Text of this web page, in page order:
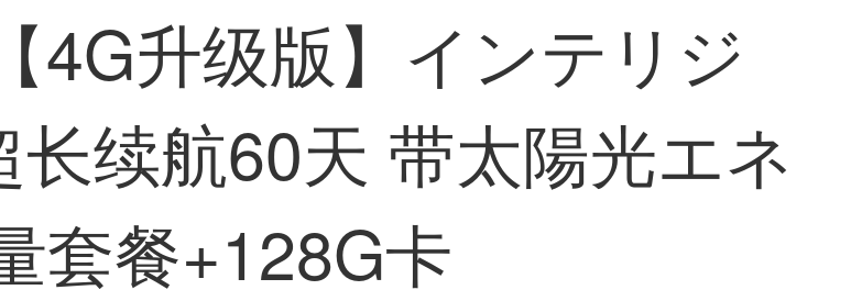
4G升级版】インテリジ
续航60天 带太陽光エネ
套餐+128G卡